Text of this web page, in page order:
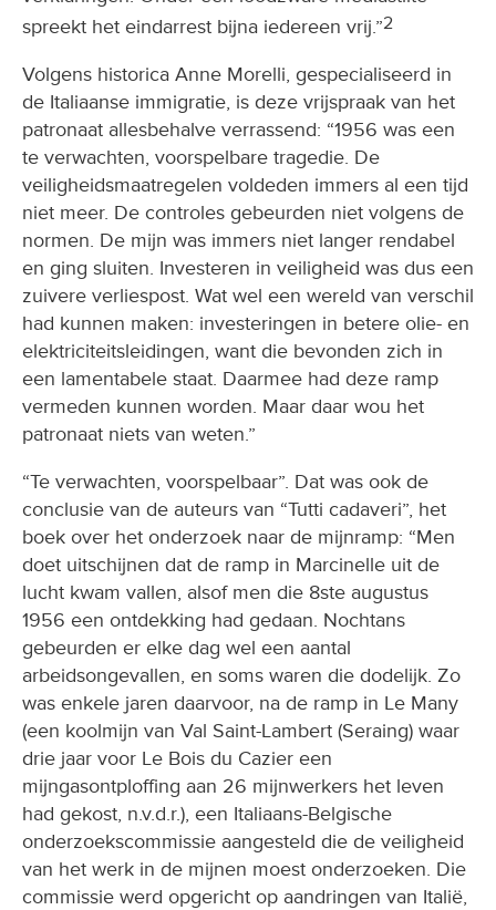
spreekt het eindarrest bijna iedereen vrij.”2
Volgens historica Anne Morelli, gespecialiseerd in
de Italiaanse immigratie, is deze vrijspraak van het
patronaat allesbehalve verrassend: “1956 was een
te verwachten, voorspelbare tragedie. De
veiligheidsmaatregelen voldeden immers al een tijd
niet meer. De controles gebeurden niet volgens de
normen. De mijn was immers niet langer rendabel
en ging sluiten. Investeren in veiligheid was dus een
zuivere verliespost. Wat wel een wereld van verschil
had kunnen maken: investeringen in betere olie- en
elektriciteitsleidingen, want die bevonden zich in
een lamentabele staat. Daarmee had deze ramp
vermeden kunnen worden. Maar daar wou het
patronaat niets van weten.”
“Te verwachten, voorspelbaar”. Dat was ook de
conclusie van de auteurs van “Tutti cadaveri”, het
boek over het onderzoek naar de mijnramp: “Men
doet uitschijnen dat de ramp in Marcinelle uit de
lucht kwam vallen, alsof men die 8ste augustus
1956 een ontdekking had gedaan. Nochtans
gebeurden er elke dag wel een aantal
arbeidsongevallen, en soms waren die dodelijk. Zo
was enkele jaren daarvoor, na de ramp in Le Many
(een koolmijn van Val Saint-Lambert (Seraing) waar
drie jaar voor Le Bois du Cazier een
mijngasontploffing aan 26 mijnwerkers het leven
had gekost, n.v.d.r.), een Italiaans-Belgische
onderzoekscommissie aangesteld die de veiligheid
van het werk in de mijnen moest onderzoeken. Die
commissie werd opgericht op aandringen van Italië,